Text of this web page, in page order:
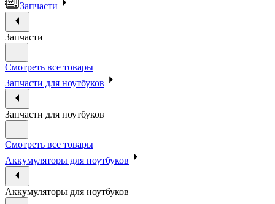
Запчасти
Запчасти
Смотреть все товары
Запчасти для ноутбуков
Запчасти для ноутбуков
Смотреть все товары
Аккумуляторы для ноутбуков
Аккумуляторы для ноутбуков